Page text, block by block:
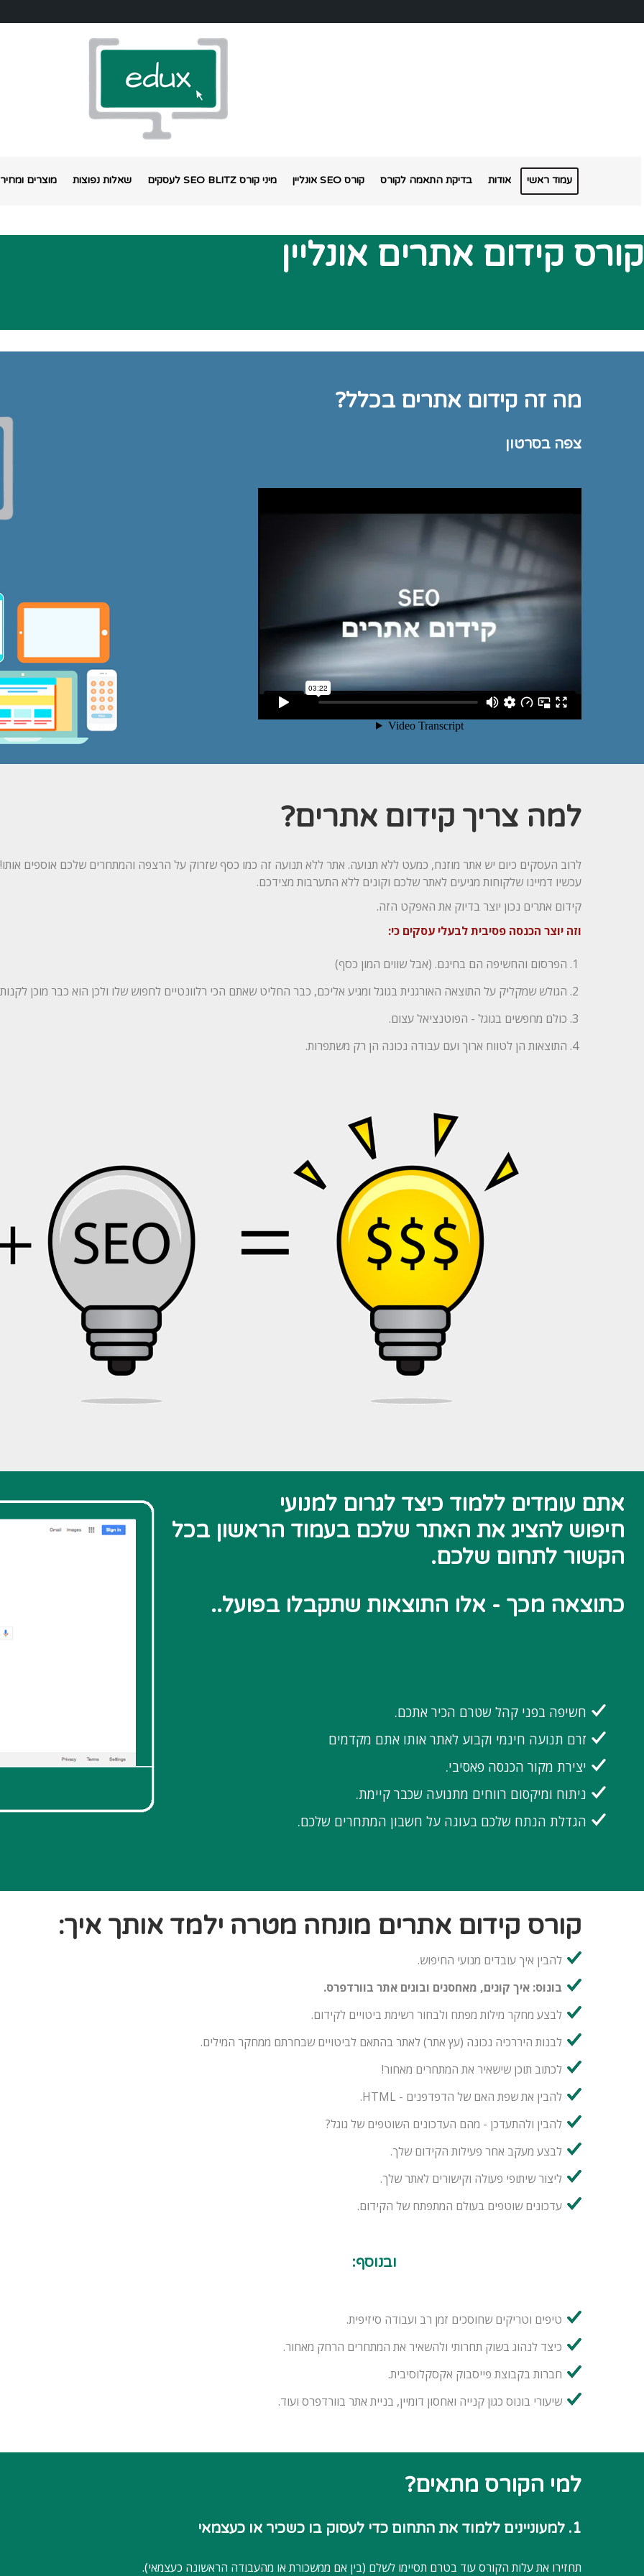
עמוד ראשי אודות בדיקת התאמה לקורס קורס SEO אונליין מיני קורס SEO BLITZ לעסקים שאלות נפוצות מוצרים
קורס קידום אתרים אונליין
מה זה קידום אתרים בכלל?
צפה בסרטון
למה צריך קידום אתרים?
לרוב העסקים כיום יש אתר מוזנח, כמעט ללא תנועה. אתר ללא תנועה זה כמו כסף שזרוק על הרצפה והמתחרים שלכם אוספים אותו!
עכשיו דמיינו שלקוחות מגיעים לאתר שלכם וקונים ללא התערבות מצידכם.
קידום אתרים נכון יוצר בדיוק את האפקט הזה.
וזה יוצר הכנסה פסיבית לבעלי עסקים כי:
הפרסום והחשיפה הם בחינם. (אבל שווים המון כסף)
הגולש שמקליק על התוצאה האורגנית בגוגל ומגיע אליכם, כבר החליט שאתם הכי רלוונטיים לחפוש שלו ולכן הוא כבר מוכן
כולם מחפשים בגוגל - הפוטנציאל עצום.
התוצאות הן לטווח ארוך ועם עבודה נכונה הן רק משתפרות.
אתם עומדים ללמוד כיצד לגרום למנועי
חיפוש להציג את האתר שלכם בעמוד הראשון בכל
הקשור לתחום שלכם.
כתוצאה מכך - אלו התוצאות שתקבלו בפועל..
חשיפה בפני קהל שטרם הכיר אתכם.
זרם תנועה חינמי וקבוע לאתר אותו אתם מקדמים
יצירת מקור הכנסה פאסיבי.
ניתוח ומיקסום רווחים מתנועה שכבר קיימת.
הגדלת הנתח שלכם בעוגה על חשבון המתחרים שלכם.
:קורס קידום אתרים מונחה מטרה ילמד אותך איך
להבין איך עובדים מנועי החיפוש.
בונוס: איך קונים, מאחסנים ובונים אתר בוורדפרס.
לבצע מחקר מילות מפתח ולבחור רשימת ביטויים לקידום.
לבנות היררכיה נכונה (עץ אתר) לאתר בהתאם לביטויים שבחרתם ממחקר המילים.
לכתוב תוכן שישאיר את המתחרים מאחור!
להבין את שפת האם של הדפדפנים - HTML.
להבין ולהתעדכן - מהם העדכונים השוטפים של גוגל?
לבצע מעקב אחר פעילות הקידום שלך.
ליצור שיתופי פעולה וקישורים לאתר שלך.
עדכונים שוטפים בעולם המתפתח של הקידום.
ובנוסף:
טיפים וטריקים שחוסכים זמן רב ועבודה סיזיפית.
כיצד לנהוג בשוק תחרותי ולהשאיר את המתחרים הרחק מאחור.
חברות בקבוצת פייסבוק אקסקלוסיבית.
שיעורי בונוס כגון קנייה ואחסון דומיין, בניית אתר בוורדפרס ועוד.
למי הקורס מתאים?
1. למעוניינים ללמוד את התחום כדי לעסוק בו כשכיר או כעצמאי
תחזירו את עלות הקורס עוד בטרם תסיימו לשלם (בין אם ממשכורת או מהעבודה הראשונה כעצמאי).